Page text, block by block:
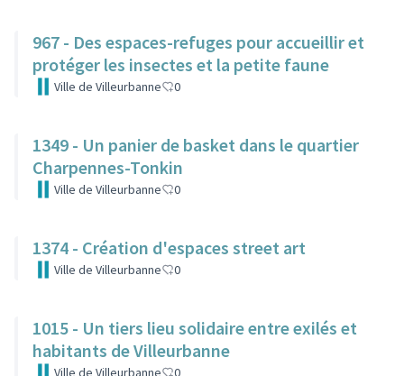
967 - Des espaces-refuges pour accueillir et
protéger les insectes et la petite faune
Ville de Villeurbanne 0
1349 - Un panier de basket dans le quartier
Charpennes-Tonkin
Ville de Villeurbanne 0
1374 - Création d'espaces street art
Ville de Villeurbanne 0
1015 - Un tiers lieu solidaire entre exilés et
habitants de Villeurbanne
Ville de Villeurbanne 0